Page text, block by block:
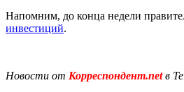
Напомним, до конца недели
инвестиций.
Новости от Корреспондент.netв